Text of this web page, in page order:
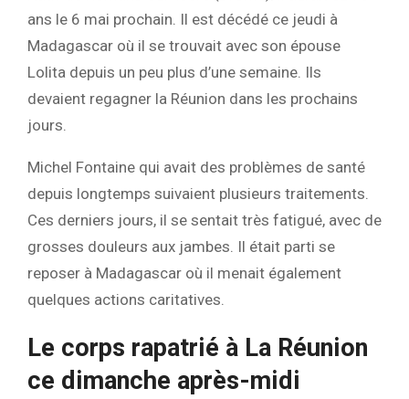
ans le 6 mai prochain. Il est décédé ce jeudi à
Madagascar où il se trouvait avec son épouse
Lolita depuis un peu plus d’une semaine. Ils
devaient regagner la Réunion dans les prochains
jours.
Michel Fontaine qui avait des problèmes de santé
depuis longtemps suivaient plusieurs traitements.
Ces derniers jours, il se sentait très fatigué, avec de
grosses douleurs aux jambes. Il était parti se
reposer à Madagascar où il menait également
quelques actions caritatives.
Le corps rapatrié à La Réunion
ce dimanche après-midi